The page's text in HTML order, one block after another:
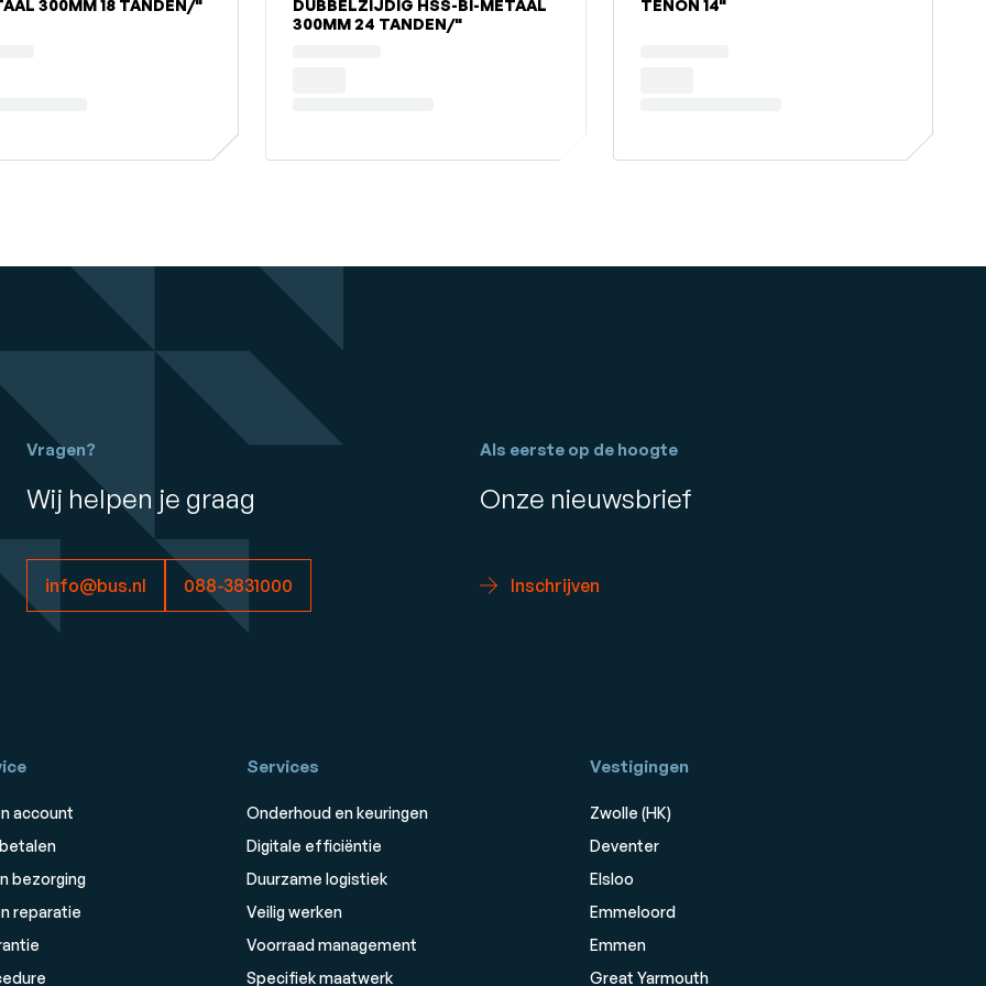
300MM 18 TANDEN/"
DUBBELZIJDIG HSS-BI-METAAL
300MM 24 TANDEN/"
TENON 14"
Vragen?
Wij helpen je graag
info@bus.nl 088-3831000
Als eerste op de hoogte
Onze nieuwsbrief
Inschrijven
account
bezorging
reparatie
Services
Onderhoud en keuringen
Digitale efficiëntie
Duurzame logistiek
Veilig werken
Voorraad management
Specifiek maatwerk
Vestigingen
Zwolle (HK)
Deventer
Elsloo
Emmeloord
Emmen
Great Yarmouth